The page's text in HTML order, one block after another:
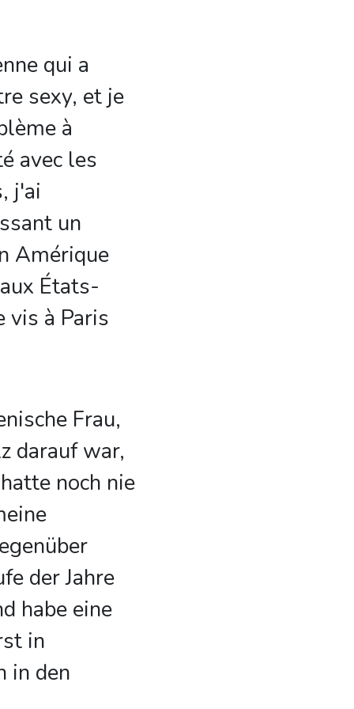
qui a
sexy, et je
à
avec les
j'ai
un
Amérique
États-
vis à Paris
Frau,
darauf war,
noch nie
der Jahre
habe eine
in
in den